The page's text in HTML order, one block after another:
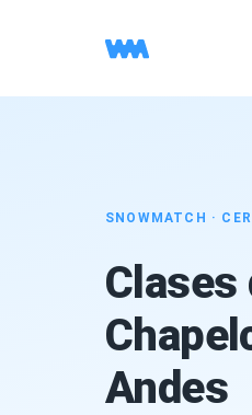
SNOWMATCH ·
Clases
Andes